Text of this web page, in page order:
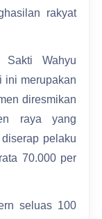
rakyat
Sakti Wahyu
ini merupakan
diresmikan
raya yang
pelaku
70.000 per
seluas 100